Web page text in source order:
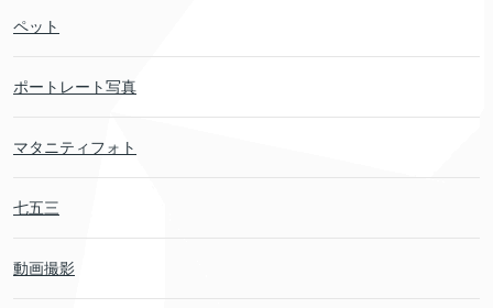
ペット
ポートレート写真
マタニティフォト
七五三
動画撮影